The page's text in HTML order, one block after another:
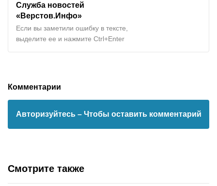
Служба новостей
«Верстов.Инфо»
Если вы заметили ошибку в тексте,
выделите ее и нажмите Ctrl+Enter
Комментарии
Авторизуйтесь – Чтобы оставить комментарий
Смотрите также